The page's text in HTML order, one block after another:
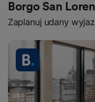
Borgo San
Zaplanuj udany